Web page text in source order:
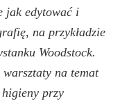
jak edytować i
na przykładzie
Woodstock.
na temat
przy